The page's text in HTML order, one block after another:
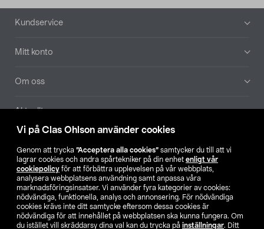
Vi på Clas Ohlson använder cookies
Genom att trycka ”Acceptera alla cookies” samtycker du till att vi
lagrar cookies och andra spårtekniker på din enhet enligt vår
cookiepolicy för att förbättra upplevelsen på vår webbplats,
analysera webbplatsens användning samt anpassa våra
marknadsföringsinsatser. Vi använder fyra kategorier av cookies:
nödvändiga, funktionella, analys och annonsering. För nödvändiga
cookies krävs inte ditt samtycke eftersom dessa cookies är
nödvändiga för att innehållet på webbplatsen ska kunna fungera. Om
du istället vill skräddarsy dina val kan du trycka på inställningar. Ditt
Sidfot
Kundservice
Mitt konto
Om oss
Aktuellt
Hitta butik
SE NO FI